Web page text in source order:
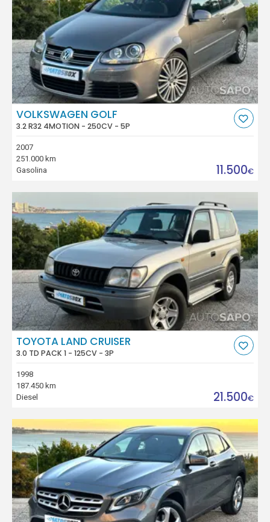
VOLKSWAGEN GOLF
3.2 R32 4MOTION - 250CV - 5P
2007
251.000 km
Gasolina
11.500€
TOYOTA LAND CRUISER
3.0 TD PACK 1 - 125CV - 3P
1998
187.450 km
Diesel
21.500€